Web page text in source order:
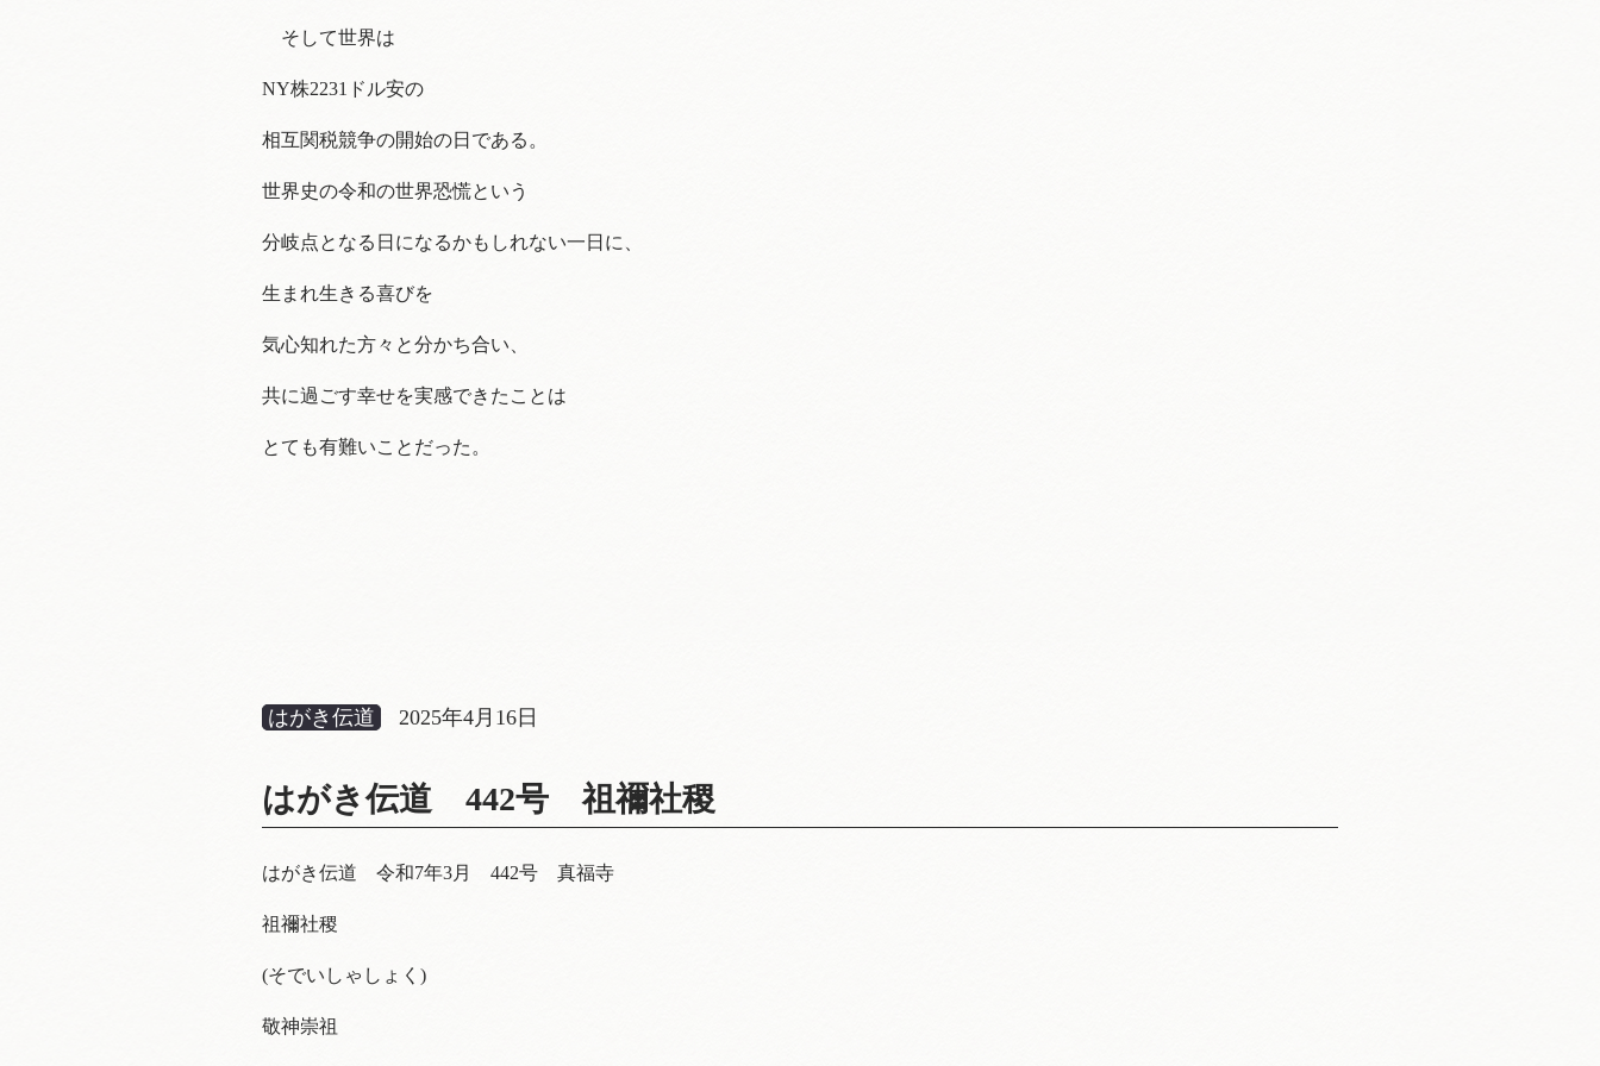
そして世界は
NY株2231ドル安の
相互関税競争の開始の日である。
世界史の令和の世界恐慌という
分岐点となる日になるかもしれない一日に、
生まれ生きる喜びを
気心知れた方々と分かち合い、
共に過ごす幸せを実感できたことは
とても有難いことだった。
はがき伝道 2025年4月16日
はがき伝道 442号 祖禰社稷
はがき伝道 令和7年3月 442号 真福寺
祖禰社稷
(そでいしゃしょく)
敬神崇祖